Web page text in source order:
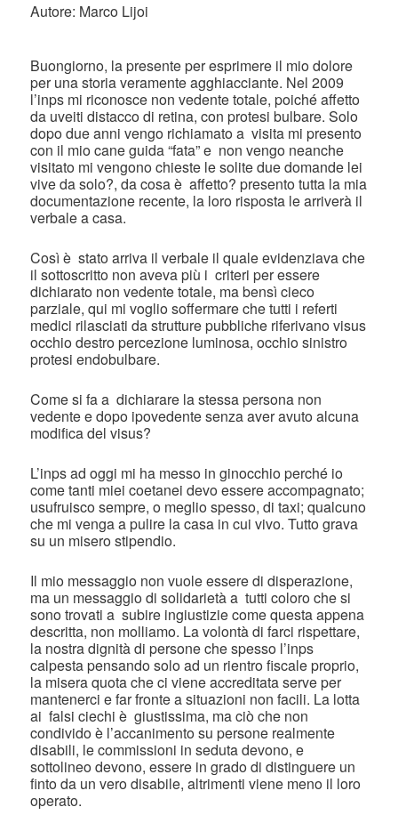
Autore: Marco Lijoi
Buongiorno, la presente per esprimere il mio dolore
per una storia veramente agghiacciante. Nel 2009
l’inps mi riconosce non vedente totale, poiché affetto
da uveiti distacco di retina, con protesi bulbare. Solo
dopo due anni vengo richiamato a visita mi presento
con il mio cane guida “fata” e non vengo neanche
visitato mi vengono chieste le solite due domande lei
vive da solo?, da cosa è affetto? presento tutta la mia
documentazione recente, la loro risposta le arriverà il
verbale a casa.
Così è stato arriva il verbale il quale evidenziava che
il sottoscritto non aveva più i criteri per essere
dichiarato non vedente totale, ma bensì cieco
parziale, qui mi voglio soffermare che tutti i referti
medici rilasciati da strutture pubbliche riferivano visus
occhio destro percezione luminosa, occhio sinistro
protesi endobulbare.
Come si fa a dichiarare la stessa persona non
vedente e dopo ipovedente senza aver avuto alcuna
modifica del visus?
L’inps ad oggi mi ha messo in ginocchio perché io
come tanti miei coetanei devo essere accompagnato;
usufruisco sempre, o meglio spesso, di taxi; qualcuno
che mi venga a pulire la casa in cui vivo. Tutto grava
su un misero stipendio.
Il mio messaggio non vuole essere di disperazione,
ma un messaggio di solidarietà a tutti coloro che si
sono trovati a subire ingiustizie come questa appena
descritta, non molliamo. La volontà di farci rispettare,
la nostra dignità di persone che spesso l’inps
calpesta pensando solo ad un rientro fiscale proprio,
la misera quota che ci viene accreditata serve per
mantenerci e far fronte a situazioni non facili. La lotta
ai falsi ciechi è giustissima, ma ciò che non
condivido è l’accanimento su persone realmente
disabili, le commissioni in seduta devono, e
sottolineo devono, essere in grado di distinguere un
finto da un vero disabile, altrimenti viene meno il loro
operato.